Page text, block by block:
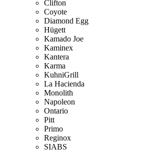
Clifton
Coyote
Diamond Egg
Hügett
Kamado Joe
Kaminex
Kantera
Karma
KuhniGrill
La Hacienda
Monolith
Napoleon
Ontario
Pitt
Primo
Reginox
SIABS